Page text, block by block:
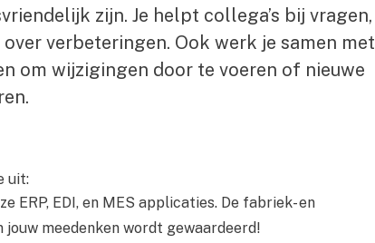
zijn. Je helpt collega’s bij vragen,
verbeteringen. Ook werk je samen met
om wijzigingen door te voeren of nieuwe
uit:
ERP, EDI, en MES applicaties. De fabriek- en
meedenken wordt gewaardeerd!